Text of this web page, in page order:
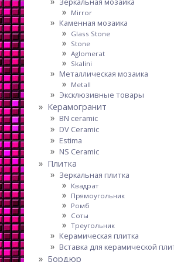
Mirror
Каменная мозаика
Glass Stone
Stone
Aglomerat
Skalini
Металлическая мозаика
Metall
Эксклюзивные товары
Керамогранит
BN ceramic
DV Ceramic
Estima
NS Ceramic
Плитка
Зеркальная плитка
Квадрат
Прямоугольник
Ромб
Соты
Треугольник
Керамическая плитка
Вставка для керамической
Бордюр